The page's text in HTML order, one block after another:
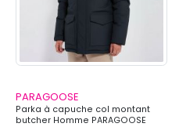
PARAGOOSE
Parka à capuche col montant
butcher Homme PARAGOOSE